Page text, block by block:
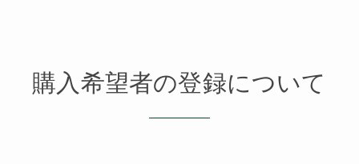
購入希望者の登録について